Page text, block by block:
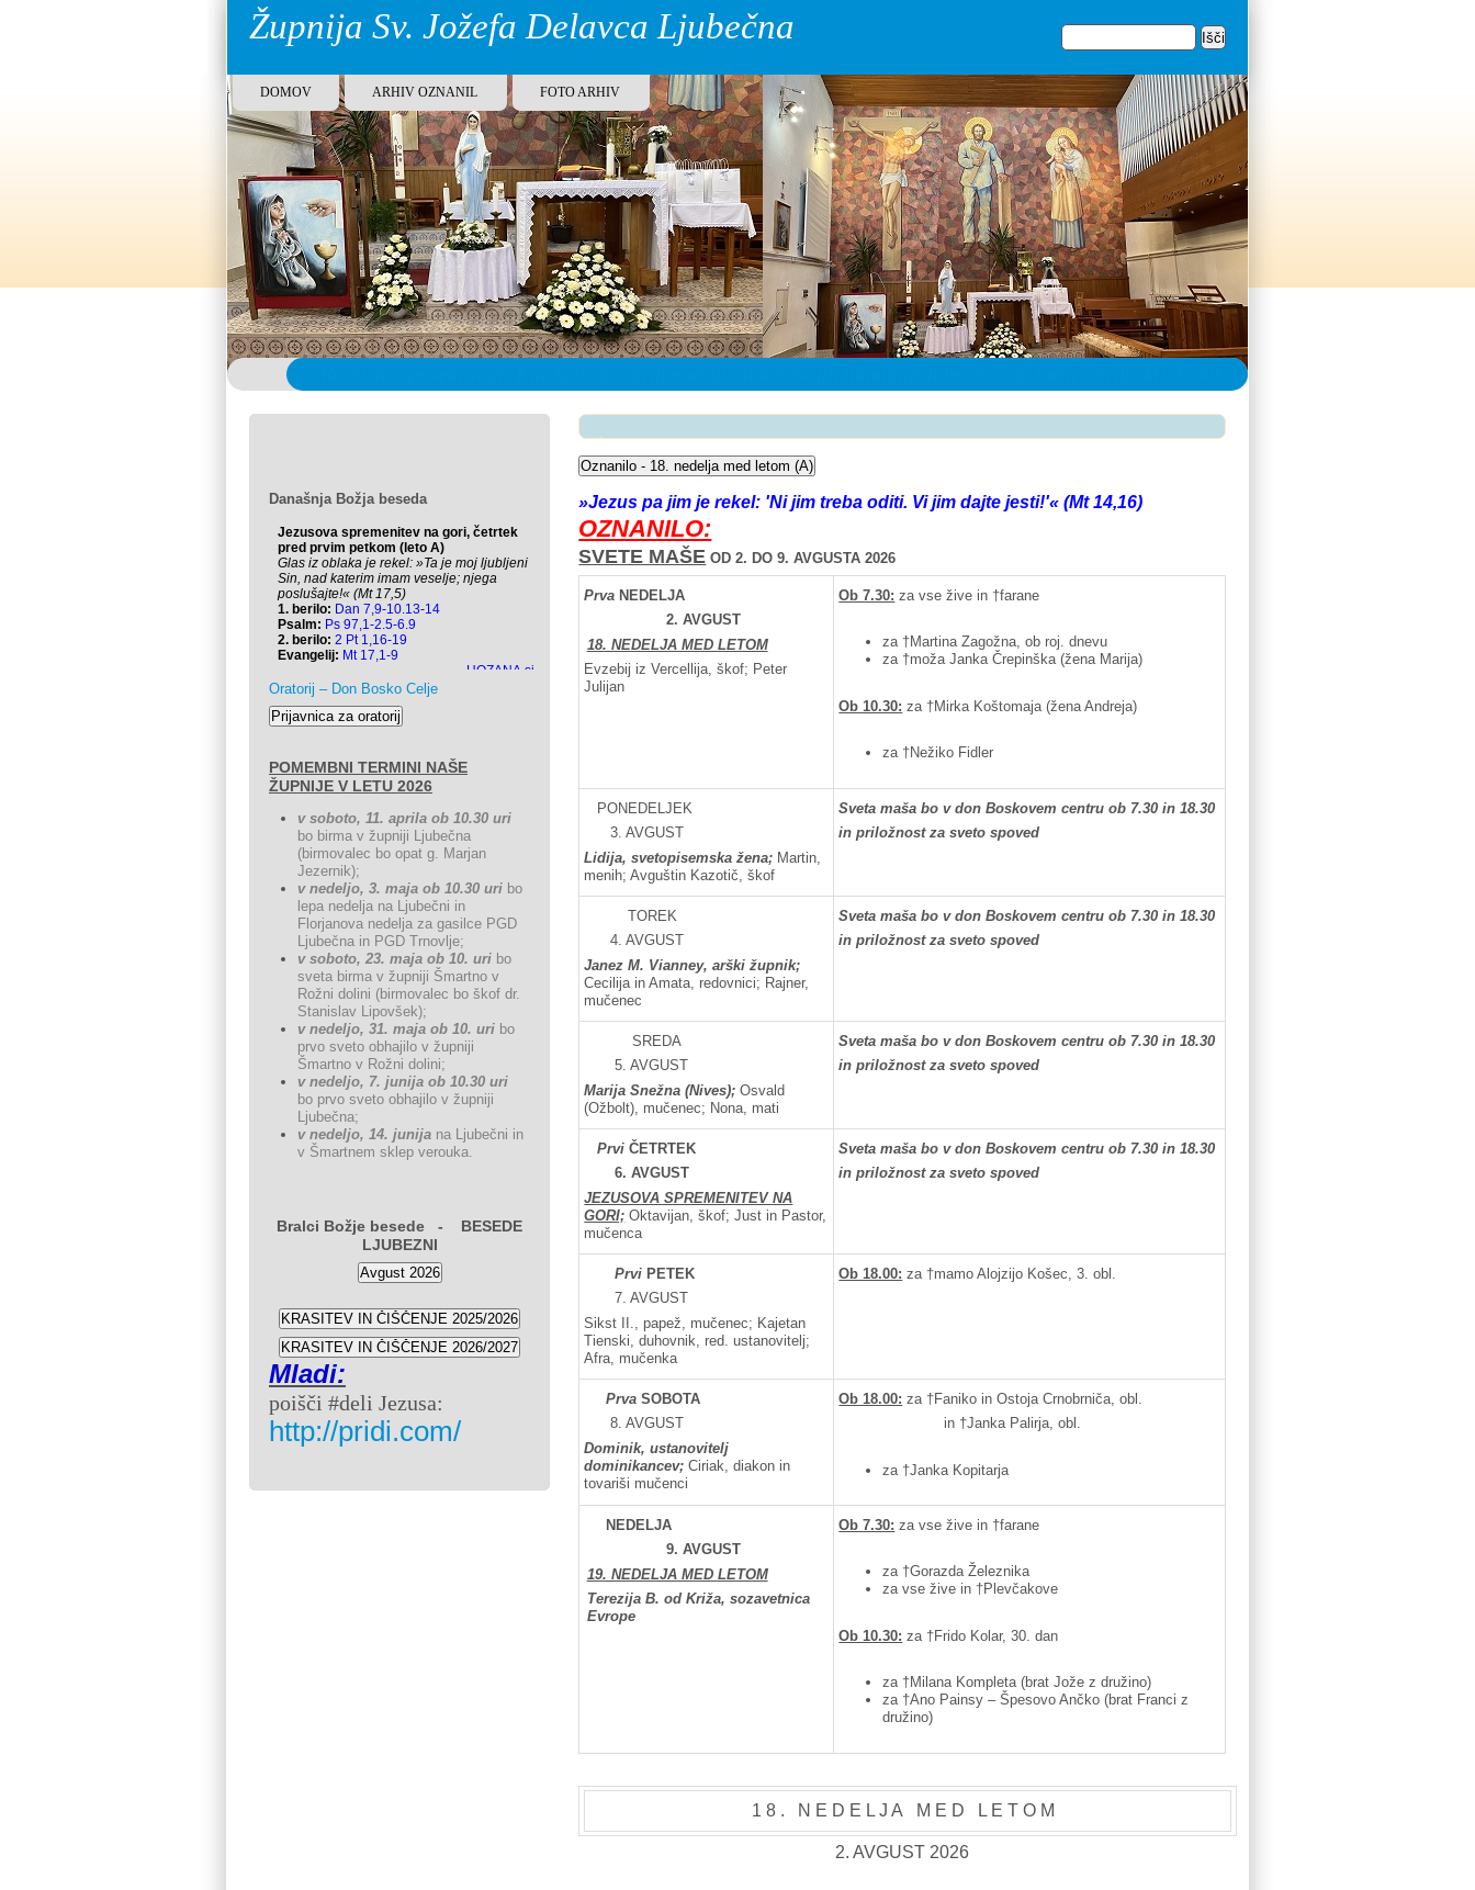
Iskalnik
Išči
Župnija Sv. Jožefa Delavca Ljubečna
DOMOV ARHIV OZNANIL FOTO ARHIV
Današnja Božja beseda
Oratorij – Don Bosko Celje
POMEMBNI TERMINI NAŠE
ŽUPNIJE V LETU 2026
v soboto, 11. aprila ob 10.30 uri
bo birma v župniji Ljubečna
(birmovalec bo opat g. Marjan
Jezernik);
v nedeljo, 3. maja ob 10.30 uri bo
lepa nedelja na Ljubečni in
Florjanova nedelja za gasilce PGD
Ljubečna in PGD Trnovlje;
v soboto, 23. maja ob 10. uri bo
sveta birma v župniji Šmartno v
Rožni dolini (birmovalec bo škof dr.
Stanislav Lipovšek);
v nedeljo, 31. maja ob 10. uri bo
prvo sveto obhajilo v župniji
Šmartno v Rožni dolini;
v nedeljo, 7. junija ob 10.30 uri
bo prvo sveto obhajilo v župniji
Ljubečna;
v nedeljo, 14. junija na Ljubečni in
v Šmartnem sklep verouka.
Bralci Božje besede - BESEDE
LJUBEZNI
Mladi:
poišči #deli Jezusa:
http://pridi.com/
»Jezus pa jim je rekel: 'Ni jim treba oditi. Vi jim dajte jesti!'« (Mt 14,16)
OZNANILO:
SVETE MAŠE OD 2. DO 9. AVGUSTA 2026
Prva NEDELJA
2. AVGUST
18. NEDELJA MED LETOM
Evzebij iz Vercellija, škof; Peter
Julijan
Ob 7.30: za vse žive in †farane
za †Martina Zagožna, ob roj. dnevu
za †moža Janka Črepinška (žena Marija)
Ob 10.30: za †Mirka Koštomaja (žena Andreja)
za †Nežiko Fidler
PONEDELJEK
3. AVGUST
Lidija, svetopisemska žena; Martin,
menih; Avguštin Kazotič, škof
Sveta maša bo v don Boskovem centru ob 7.30 in 18.30
in priložnost za sveto spoved
TOREK
4. AVGUST
Janez M. Vianney, arški župnik;
Cecilija in Amata, redovnici; Rajner,
mučenec
Sveta maša bo v don Boskovem centru ob 7.30 in 18.30
in priložnost za sveto spoved
SREDA
5. AVGUST
Marija Snežna (Nives);Osvald
(Ožbolt), mučenec; Nona, mati
Sveta maša bo v don Boskovem centru ob 7.30 in 18.30
in priložnost za sveto spoved
PrviČETRTEK
6.AVGUST
JEZUSOVA SPREMENITEV NA
GORI; Oktavijan, škof; Just in Pastor,
mučenca
Sveta maša bo v don Boskovem centru ob 7.30 in 18.30
in priložnost za sveto spoved
Prvi PETEK
7. AVGUST
Sikst II., papež, mučenec; Kajetan
Tienski, duhovnik, red. ustanovitelj;
Afra, mučenka
Ob 18.00: za †mamo Alojzijo Košec, 3. obl.
PrvaSOBOTA
8. AVGUST
Dominik, ustanovitelj
dominikancev; Ciriak, diakon in
tovariši mučenci
Ob 18.00: za †Faniko in Ostoja Crnobrniča, obl.
in †Janka Palirja, obl.
za †Janka Kopitarja
NEDELJA
9. AVGUST
19. NEDELJA MED LETOM
Terezija B. od Križa, sozavetnica
Evrope
Ob 7.30: za vse žive in †farane
za †Gorazda Železnika
za vse žive in †Plevčakove
Ob 10.30: za †Frido Kolar, 30. dan
za †Milana Kompleta (brat Jože z družino)
za †Ano Painsy – Špesovo Ančko (brat Franci z
družino)
1 8 . N E D E L J A M E D L E T O M
2. AVGUST 2026